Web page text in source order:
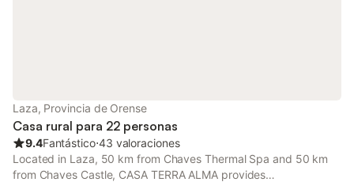
Laza, Provincia de Orense
Casa rural para 22 personas
9.4Fantástico⋅43 valoraciones
Located in Laza, 50 km from Chaves Thermal Spa and 50 km
from Chaves Castle, CASA TERRA ALMA provides